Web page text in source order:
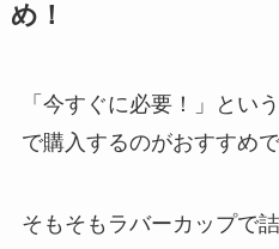
め！
「今すぐに必要！」とい
で購入するのがおすすめで
そもそもラバーカップで